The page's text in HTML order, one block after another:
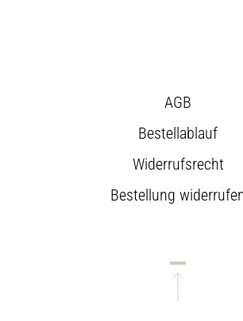
AGB
Bestellablauf
Widerrufsrecht
Bestellung